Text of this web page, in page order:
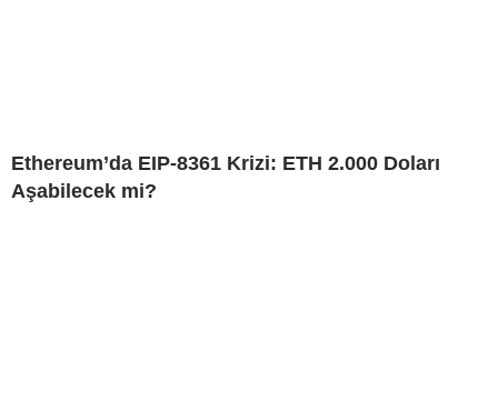
Ethereum’da EIP-8361 Krizi: ETH 2.000 Doları
Aşabilecek mi?